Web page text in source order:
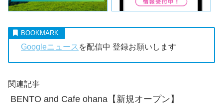
Googleニュース を配信中 登録お願いします
関連記事
BENTO and Cafe ohana【新規オープン】